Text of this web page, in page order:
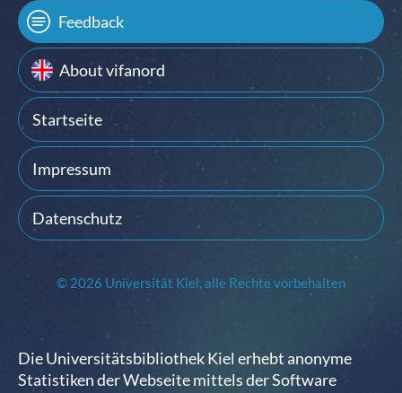
Feedback
About vifanord
Startseite
Impressum
Datenschutz
© 2026 Universität Kiel, alle Rechte vorbehalten
Die Universitätsbibliothek Kiel erhebt anonyme
Statistiken der Webseite mittels der Software